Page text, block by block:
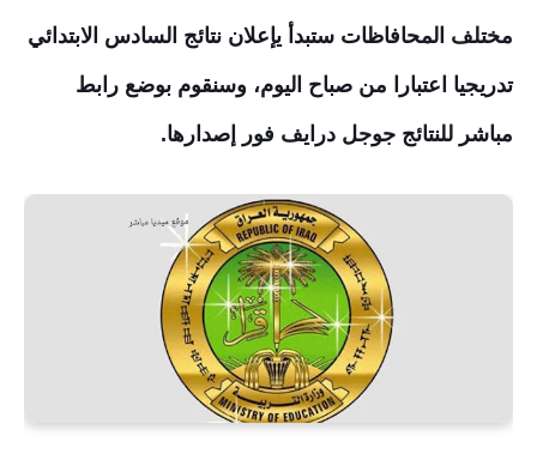
مختلف المحافاظات ستبدأ يإعلان نتائج السادس الابتدائي
تدريجيا اعتبارا من صباح اليوم، وسنقوم بوضع رابط
مباشر للنتائج جوجل درايف فور إصدارها.